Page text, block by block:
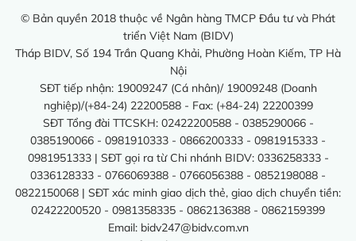
© Bản quyền 2018 thuộc về Ngân hàng TMCP Đầu tư và Phát
triển Việt Nam (BIDV)
Tháp BIDV, Số 194 Trần Quang Khải, Phường Hoàn Kiếm, TP Hà
Nội
SĐT tiếp nhận: 19009247 (Cá nhân)/ 19009248 (Doanh
nghiệp)/(+84-24) 22200588 - Fax: (+84-24) 22200399
SĐT Tổng đài TTCSKH: 02422200588 - 0385290066 -
0385190066 - 0981910333 - 0866200333 - 0981915333 -
0981951333 | SĐT gọi ra từ Chi nhánh BIDV: 0336258333 -
0336128333 - 0766069388 - 0766056388 - 0852198088 -
0822150068 | SĐT xác minh giao dịch thẻ, giao dịch chuyển tiền:
02422200520 - 0981358335 - 0862136388 - 0862159399
Email: bidv247@bidv.com.vn